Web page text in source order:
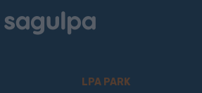
Logo
Sagulpa
LPA PARK